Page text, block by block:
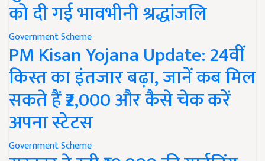
को दी गई भावभीनी श्रद्धांजलि
Government Scheme
PM Kisan Yojana Update: 24वीं
किस्त का इंतजार बढ़ा, जानें कब मिल
सकते हैं ₹2,000 और कैसे चेक करें
अपना स्टेटस
Government Scheme